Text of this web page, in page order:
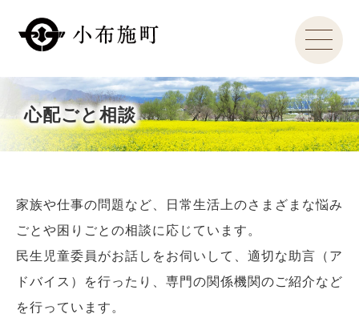
心配ごと相談
家族や仕事の問題など、日常生活上のさまざまな悩み
ごとや困りごとの相談に応じています。
民生児童委員がお話しをお伺いして、適切な助言（ア
ドバイス）を行ったり、専門の関係機関のご紹介など
を行っています。